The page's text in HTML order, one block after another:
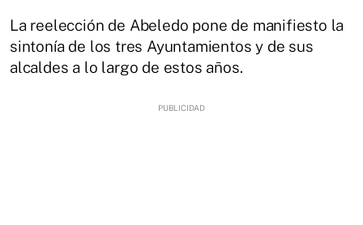
La reelección de Abeledo pone de manifiesto la
sintonía de los tres Ayuntamientos y de sus
alcaldes a lo largo de estos años.